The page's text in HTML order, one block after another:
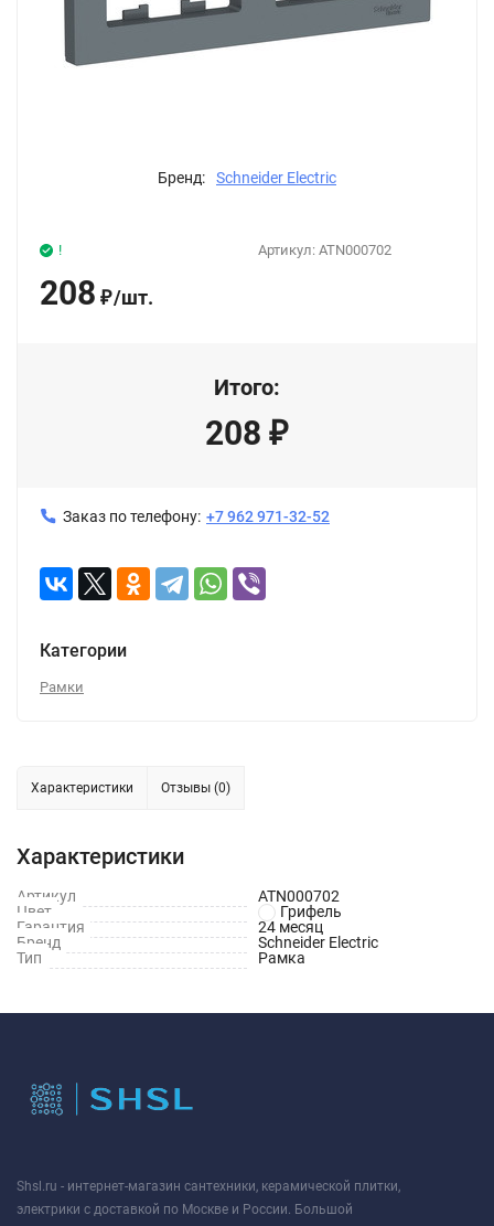
Бренд: Schneider Electric
Артикул: ATN000702
!
208 ₽/шт.
Итого:
208 ₽
Заказ по телефону: +7 962 971-32-52
Категории
Рамки
Характеристики Отзывы (0)
Характеристики
Артикул
ATN000702
Цвет
Грифель
Гарантия
24 месяц
Бренд
Schneider Electric
Тип
Рамка
Shsl.ru - интернет-магазин сантехники, керамической плитки,
электрики с доставкой по Москве и России. Большой